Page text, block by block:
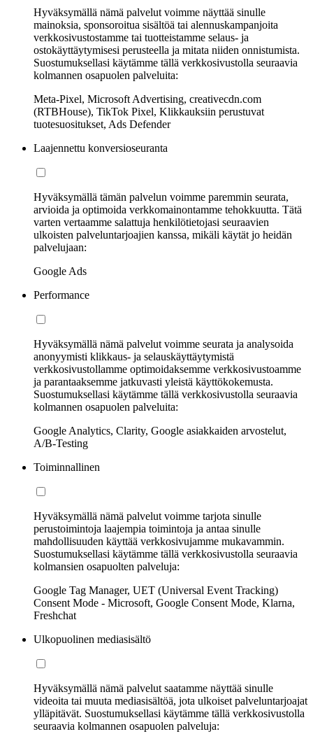
Hyväksymällä nämä palvelut voimme näyttää sinulle
mainoksia, sponsoroitua sisältöä tai alennuskampanjoita
verkkosivustostamme tai tuotteistamme selaus- ja
ostokäyttäytymisesi perusteella ja mitata niiden onnistumista.
Suostumuksellasi käytämme tällä verkkosivustolla seuraavia
kolmannen osapuolen palveluita:
Meta-Pixel, Microsoft Advertising, creativecdn.com
(RTBHouse), TikTok Pixel, Klikkauksiin perustuvat
tuotesuositukset, Ads Defender
Laajennettu konversioseuranta
Hyväksymällä tämän palvelun voimme paremmin seurata,
arvioida ja optimoida verkkomainontamme tehokkuutta. Tätä
varten vertaamme salattuja henkilötietojasi seuraavien
ulkoisten palveluntarjoajien kanssa, mikäli käytät jo heidän
palvelujaan:
Google Ads
Performance
Hyväksymällä nämä palvelut voimme seurata ja analysoida
anonyymisti klikkaus- ja selauskäyttäytymistä
verkkosivustollamme optimoidaksemme verkkosivustoamme
ja parantaaksemme jatkuvasti yleistä käyttökokemusta.
Suostumuksellasi käytämme tällä verkkosivustolla seuraavia
kolmannen osapuolen palveluita:
Google Analytics, Clarity, Google asiakkaiden arvostelut,
A/B-Testing
Toiminnallinen
Hyväksymällä nämä palvelut voimme tarjota sinulle
perustoimintoja laajempia toimintoja ja antaa sinulle
mahdollisuuden käyttää verkkosivujamme mukavammin.
Suostumuksellasi käytämme tällä verkkosivustolla seuraavia
kolmansien osapuolten palveluja:
Google Tag Manager, UET (Universal Event Tracking)
Consent Mode - Microsoft, Google Consent Mode, Klarna,
Freshchat
Ulkopuolinen mediasisältö
Hyväksymällä nämä palvelut saatamme näyttää sinulle
videoita tai muuta mediasisältöä, jota ulkoiset palveluntarjoajat
ylläpitävät. Suostumuksellasi käytämme tällä verkkosivustolla
seuraavia kolmannen osapuolen palveluja: